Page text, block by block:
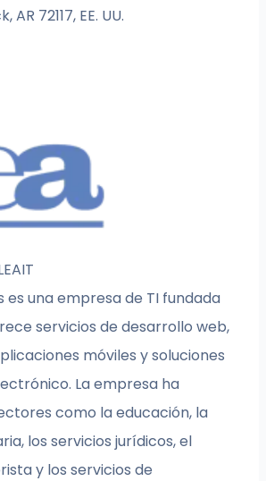
AR 72117, EE. UU.
es una empresa de TI fundada
servicios de desarrollo web,
móviles y soluciones
La empresa ha
como la educación, la
los servicios jurídicos, el
y los servicios de